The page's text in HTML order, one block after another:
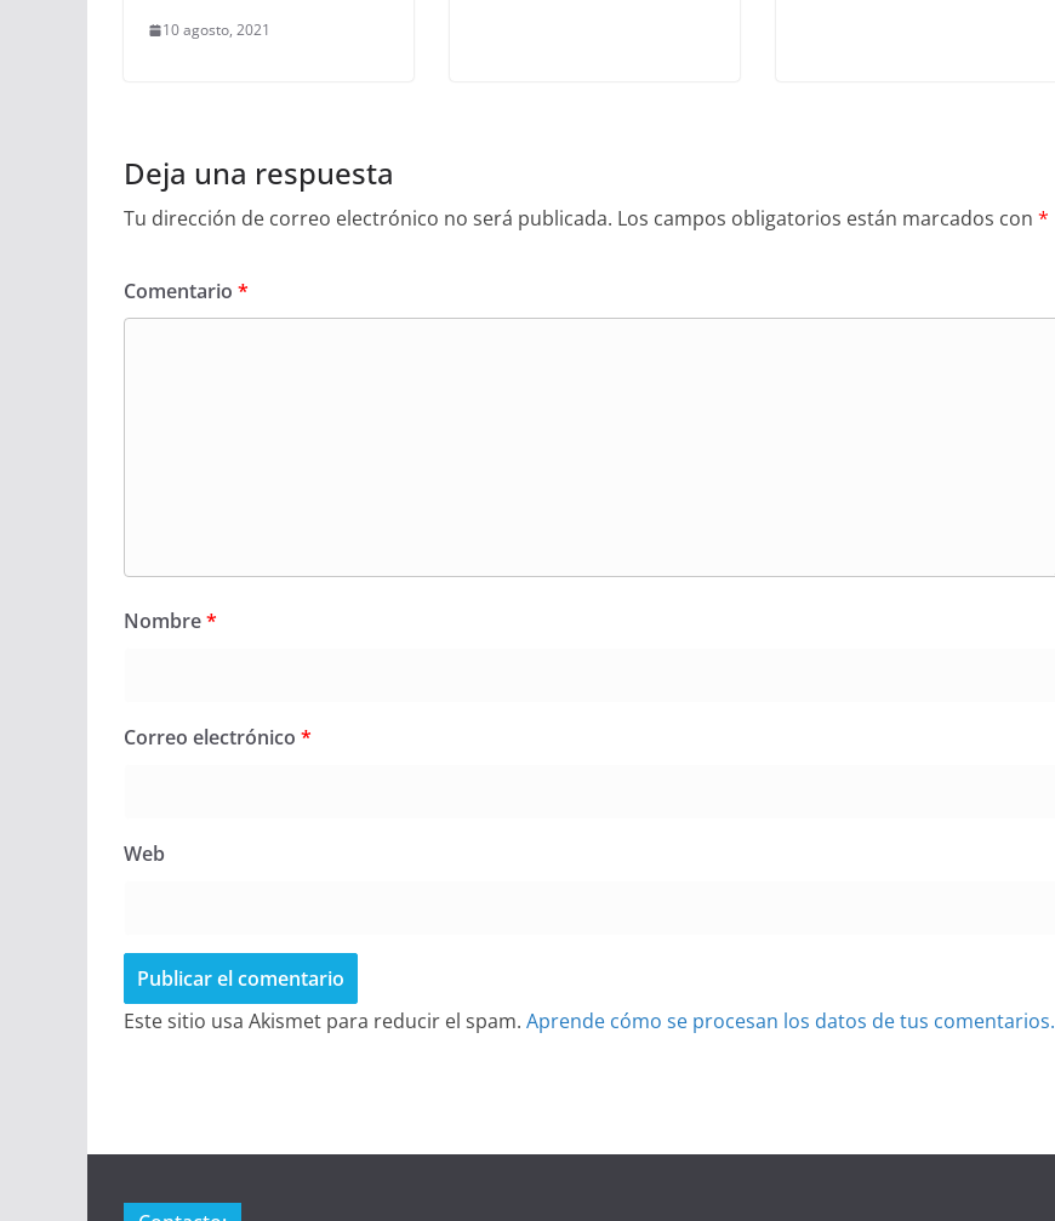
10 agosto, 2021
Deja una respuesta
Tu dirección de correo electrónico no será publicada. Los campos obligatorios están marcados con *
Comentario *
Nombre*
Correo electrónico *
Web
Este sitio usa Akismet para reducir el spam. Aprende cómo se procesan los datos de tus comentarios.